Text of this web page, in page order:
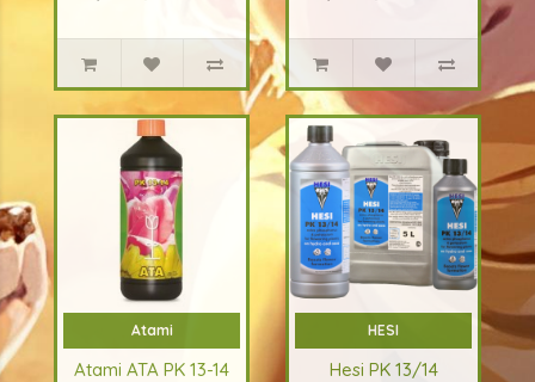
Atami
Atami ATA PK 13-14
HESI
Hesi PK 13/14